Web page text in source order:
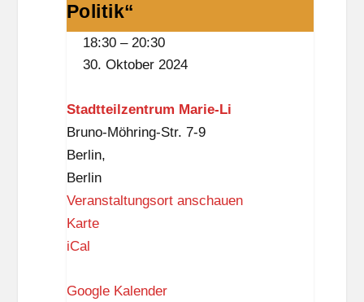
Bienen
bis
Politik“
18:30 – 20:30
30. Oktober 2024
Stadtteilzentrum Marie-Li
Bruno-Möhring-Str. 7-9
Berlin,
Berlin
Veranstaltungsort anschauen
KarteS
d
iCal
Google Kalender